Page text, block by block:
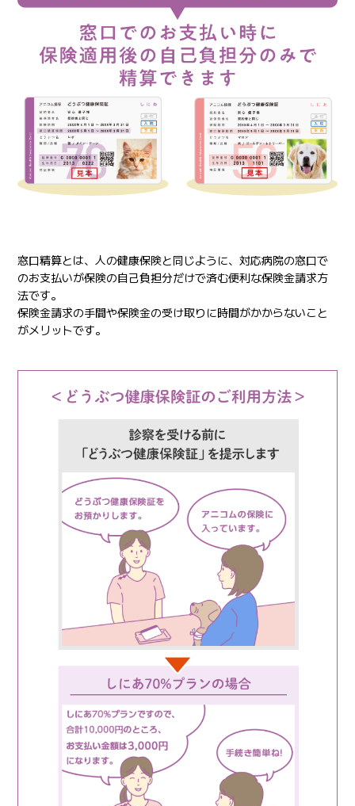
窓口精算とは、人の健康保険と同じように、対応病院の窓口で
のお支払いが保険の自己負担分だけで済む便利な保険金請求方
法です。
保険金請求の手間や保険金の受け取りに時間がかからないこと
がメリットです。